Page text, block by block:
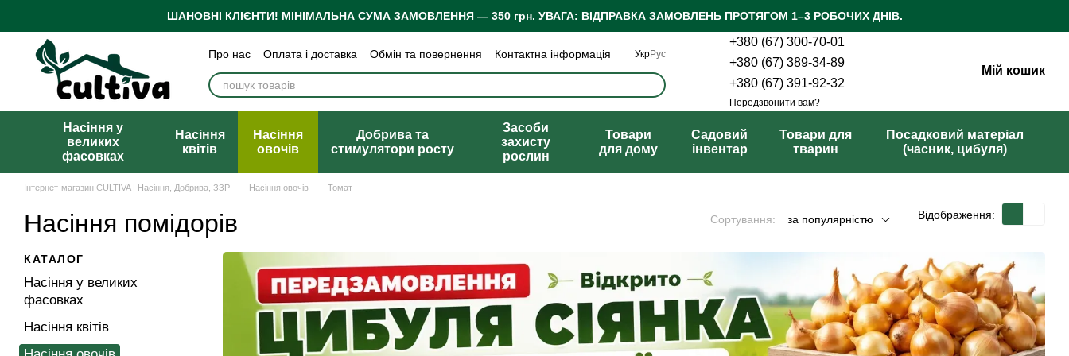
Перейти до основного контентуШАНОВНІ КЛІЄНТИ! МІНІМАЛЬНА СУМА ЗАМОВЛЕННЯ — 350 грн. УВАГА: ВІДПРАВКА ЗАМОВЛЕНЬ ПРОТЯГОМ 1–3 РОБОЧИХ ДНІВ.
Про нас Оплата і доставка Обмін та повернення
Контактна інформація
Бренди
Блог Політика конфіденційності
Відгуки про магазин
Публічна оферта
УкрРус
+380 (67) 300-70-01
+380 (67) 389-34-89
+380 (67) 391-92-32
Передзвонити вам?
Мій кошик
Насіння у
великих
фасовках
Насіння
квітів
Насіння
овочів
Добрива та
стимулятори росту
Засоби
захисту
рослин
Товари
для дому
Садовий
інвентар
Товари для
тварин
Посадковий матеріал
(часник, цибуля)
Інтернет-магазин CULTIVA | Насіння, Добрива, ЗЗР Насіння овочів Томат
Насіння помідорів Сортування: за популярністю Відображення:
КАТАЛОГ
Насіння у великих
фасовках
Насіння квітів